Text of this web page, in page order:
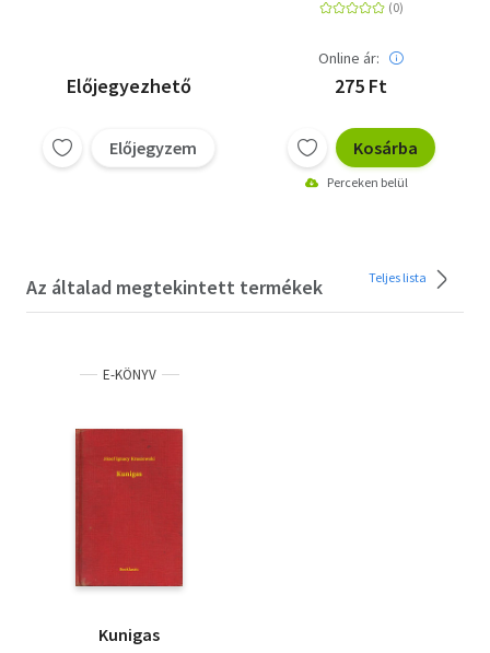
Előjegyezhető
Előjegyzem
Online ár:
275 Ft
Kosárba
Perceken belül
Az általad megtekintett termékek Teljes lista
E-KÖNYV
Kunigas